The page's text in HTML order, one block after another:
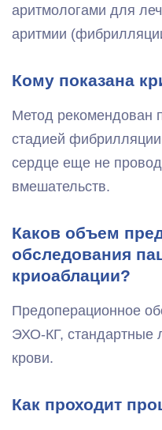
аритмологами для
аритмии
Кому показана
Метод рекомендован
стадией
сердце еще не
вмешательств.
Каков объем
обследования
криоаблации?
Предоперационное
ЭХО-КГ, стандартные
крови.
Как проходит